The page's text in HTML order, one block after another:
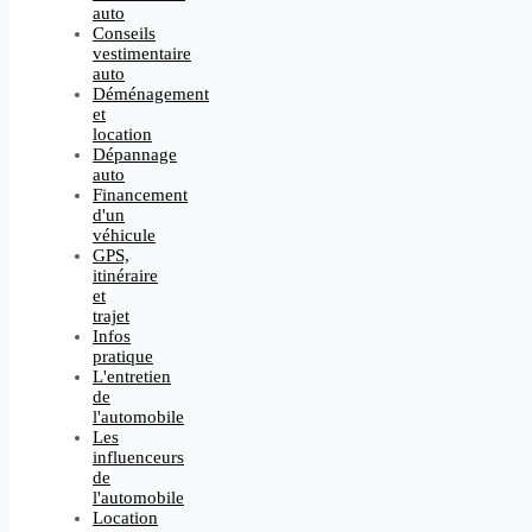
auto
Conseils
vestimentaire
auto
Déménagement
et
location
Dépannage
auto
Financement
d'un
véhicule
GPS,
itinéraire
et
trajet
Infos
pratique
L'entretien
de
l'automobile
Les
influenceurs
de
l'automobile
Location